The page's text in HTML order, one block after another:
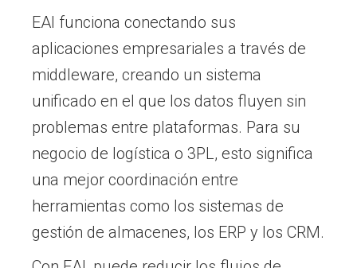
EAI funciona conectando sus
aplicaciones empresariales a través de
middleware, creando un sistema
unificado en el que los datos fluyen sin
problemas entre plataformas. Para su
negocio de logística o 3PL, esto significa
una mejor coordinación entre
herramientas como los sistemas de
gestión de almacenes, los ERP y los CRM.